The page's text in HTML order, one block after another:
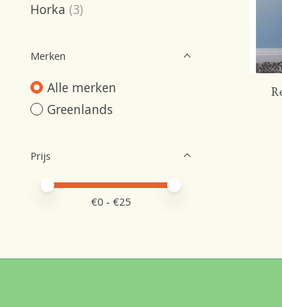
Horka (3)
Merken
Alle merken
Greenlands
Prijs
Minimale prijswaarde
Price maximum value
€0 - €25